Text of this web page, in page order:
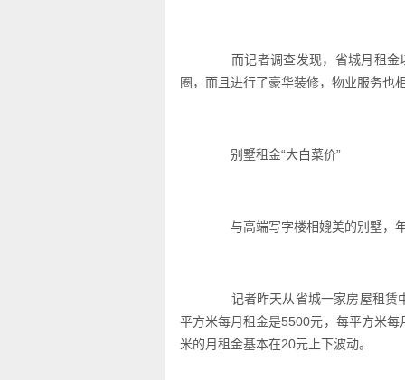
而记者调查发现，省城月租金以
圈，而且进行了豪华装修，物业服务也
别墅租金“大白菜价”
与高端写字楼相媲美的别墅，年
记者昨天从省城一家房屋租赁中
平方米每月租金是5500元，每平方米
米的月租金基本在20元上下波动。